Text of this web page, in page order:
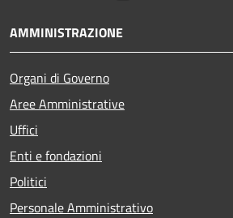
AMMINISTRAZIONE
Organi di Governo
Aree Amministrative
Uffici
Enti e fondazioni
Politici
Personale Amministrativo